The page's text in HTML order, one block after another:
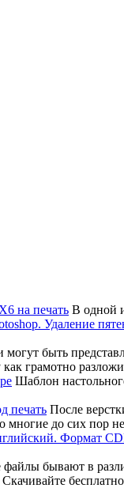
В одной
могут быть
как грамотно
Шаблон
После
многие до сих пор
файлы бывают в
Скачивайте